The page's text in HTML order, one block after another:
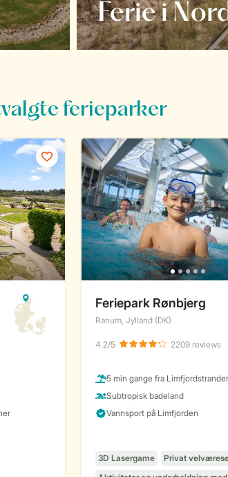
Ferie i